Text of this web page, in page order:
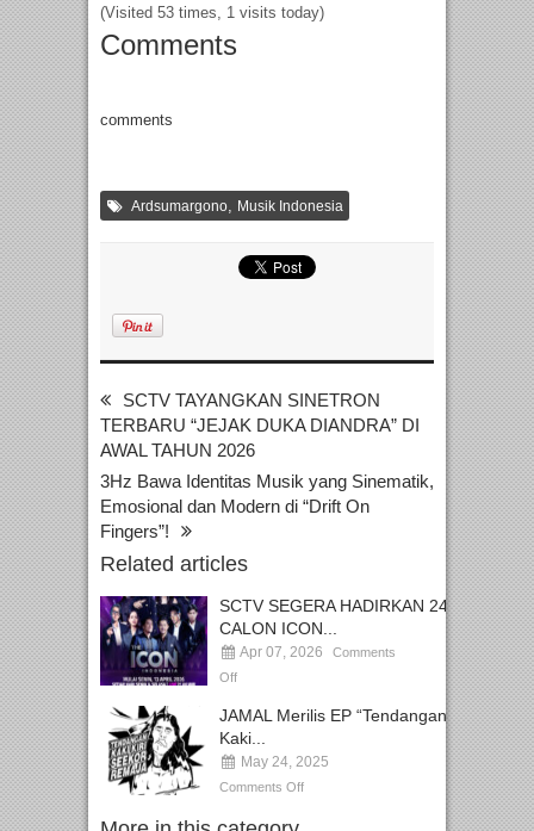
(Visited 53 times, 1 visits today)
Comments
comments
Ardsumargono Musik Indonesia
SCTV TAYANGKAN SINETRON
TERBARU “JEJAK DUKA DIANDRA” DI
AWAL TAHUN 2026
3Hz Bawa Identitas Musik yang Sinematik,
Emosional dan Modern di “Drift On
Fingers”!
Related articles
SCTV SEGERA HADIRKAN 24
CALON ICON...
Apr 07, 2026
Comments
Off
JAMAL Merilis EP “Tendangan
Kaki...
May 24, 2025
Comments Off